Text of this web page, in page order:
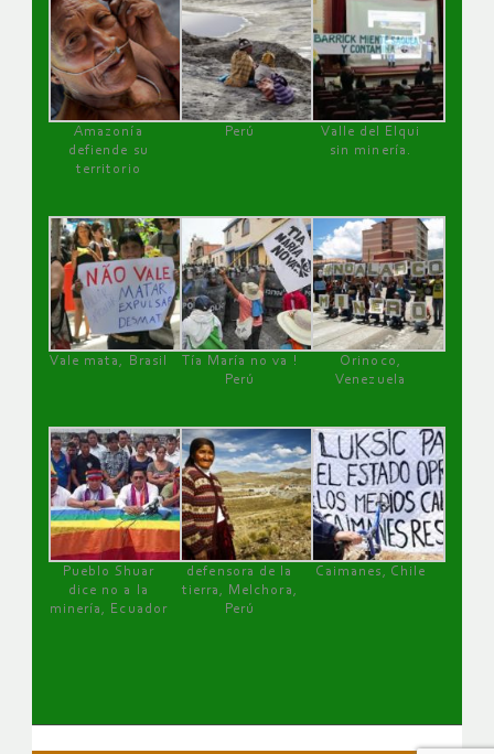
Amazonía
defiende su
territorio
Perú
Valle del Elqui
sin minería.
Vale mata, Brasil
Tía María no va !
Perú
Orinoco,
Venezuela
Pueblo Shuar
dice no a la
minería, Ecuador
defensora de la
tierra, Melchora,
Perú
Caimanes, Chile